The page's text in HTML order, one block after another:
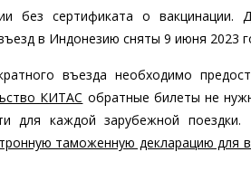
без сертификата о вакцинации.
в Индонезию сняты 9 июня 2023
въезда необходимо
КИТАС обратные билеты не
для каждой зарубежной поездки.
таможенную декларацию для